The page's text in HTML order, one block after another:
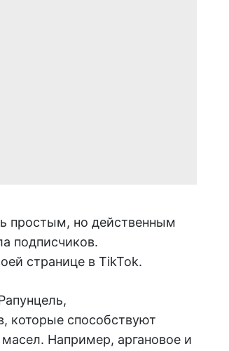
простым, но действенным
подписчиков.
странице в TikTok.
которые способствуют
Например, аргановое и